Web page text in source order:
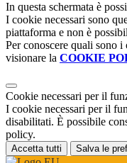
In questa schermata è
I cookie necessari sono
piattaforma e non è
Per conoscere quali sono
visionare la COOKIE
Cookie necessari per il
I cookie necessari per il
disabilitati. È possibile
policy.
Accetta tutti Salva le